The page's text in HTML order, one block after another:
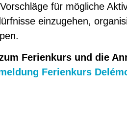
für mögliche
einzugehen,
Ferienkurs und die
Ferienkurs